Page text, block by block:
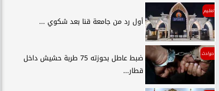
تعليم
أول رد من جامعة قنا بعد شكوي ...
حوادث
ضبط عاطل بحوزته 75 طربة حشيش داخل
قطار...